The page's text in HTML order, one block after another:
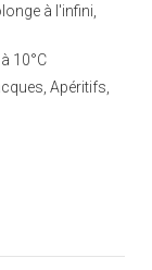
à l'infini,
10°C
Apéritifs,